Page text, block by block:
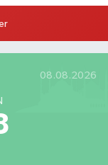
08.08.2026